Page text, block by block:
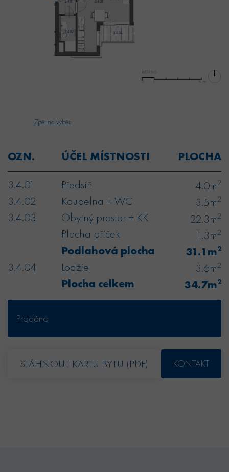
Zpět na výběr
OZN. ÚČEL MÍSTNOSTI PLOCHA
3.4.01 Předsíň 4.0m2
3.4.02 Koupelna + WC 3.5m2
3.4.03 Obytný prostor + KK 22.3m2
Plocha příček 1.3m2
Podlahová plocha 31.1m2
3.4.04 Lodžie 3.6m2
Plocha celkem 34.7m2
Prodáno
STÁHNOUT KARTU BYTU (PDF) KONTAKT